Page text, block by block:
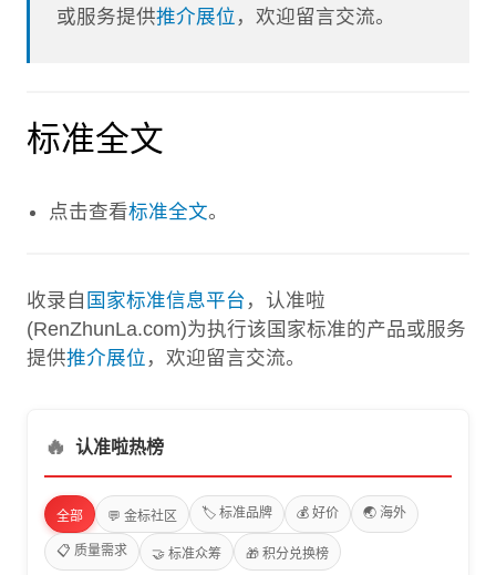
或服务提供推介展位 ，欢迎留言交流。
标准全文
点击查看标准全文。
收录自 国家标准信息平台 ，认准啦
(RenZhunLa.com)为执行该国家标准的产品或服务
提供推介展位 ，欢迎留言交流。
🔥 认准啦热榜
全部 💬 金标社区 🏷️ 标准品牌 💰 好价 🌏 海外
📋 质量需求 🤝 标准众筹 🎁 积分兑换榜